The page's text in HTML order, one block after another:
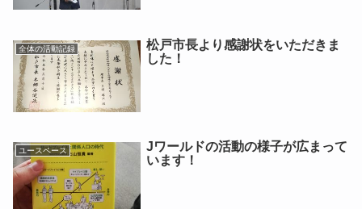
全体の活動記録
松戸市長より感謝状をいただきま
した！
ユースペース
Jワールドの活動の様子が広まって
います！